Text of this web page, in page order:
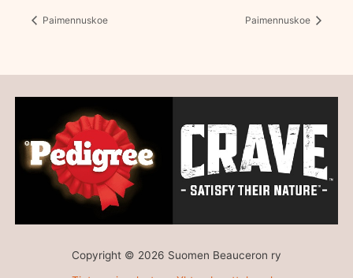
Paimennuskoe Paimennuskoe
Copyright © 2026 Suomen Beauceron ry